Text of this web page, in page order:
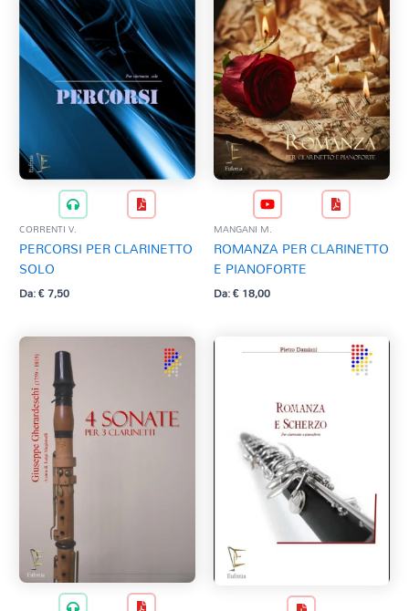
CORRENTI V.
PERCORSI PER CLARINETTO
SOLO
Da:€7,50
MANGANI M.
ROMANZA PER CLARINETTO
E PIANOFORTE
Da:€18,00